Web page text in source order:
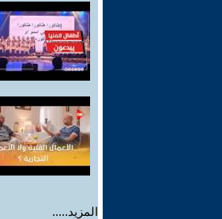
المزيد.....